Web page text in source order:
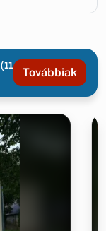
(11
Továbbiak